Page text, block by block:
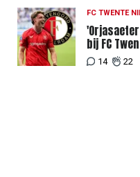
FC TWENTE
bij FC
achter
14 22